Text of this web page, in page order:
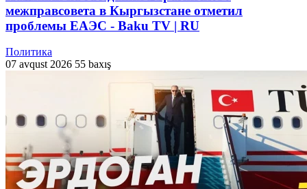
межправсовета в Кыргызстане отметил
проблемы ЕАЭС - Baku TV | RU
Политика
07 avqust 2026 55 baxış